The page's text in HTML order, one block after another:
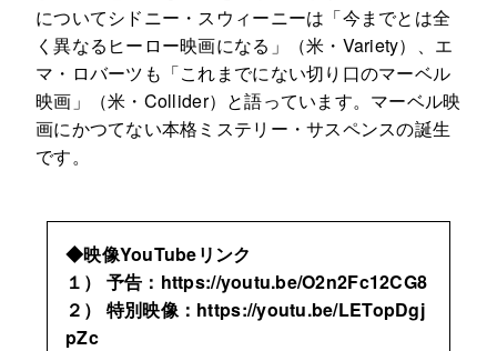
についてシドニー・スウィーニーは「今までとは全
く異なるヒーロー映画になる」（米・Variety）、エ
マ・ロバーツも「これまでにない切り口のマーベル
映画」（米・Collider）と語っています。マーベル映
画にかつてない本格ミステリー・サスペンスの誕生
です。
◆映像YouTubeリンク
１） 予告：https://youtu.be/O2n2Fc12CG8
２） 特別映像：https://youtu.be/LETopDgj
pZc